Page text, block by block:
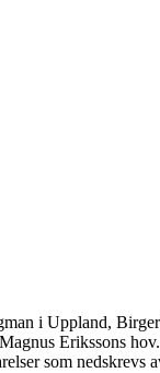
i Uppland,
Erikssons
som nedskrevs